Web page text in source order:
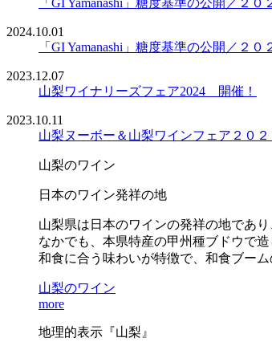
「GI Yamanashi」糖度基準の公開／２０
2024.10.01
「GI Yamanashi」糖度基準の公開／２０
2023.12.07
山梨ワイナリーズフェア2024 開催！
2023.10.11
山梨ヌーボー＆山梨ワインフェア２０２
山梨のワイン
日本のワイン発祥の地
山梨県は日本のワインの発祥の地であ
なかでも、本県特産の甲州種ブドウで造
和食に合う味わいが特徴で、和食ブー
山梨のワイン
more
地理的表示『山梨』